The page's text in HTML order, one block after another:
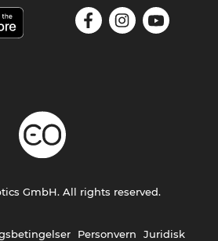
Personvern Juridisk
GmbH. All rights reserved.